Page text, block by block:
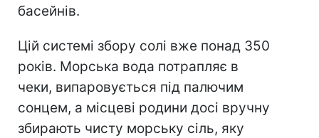
басейнів.
Цій системі збору солі вже понад 350
років. Морська вода потрапляє в
чеки, випаровується під палючим
сонцем, а місцеві родини досі вручну
збирають чисту морську сіль, яку